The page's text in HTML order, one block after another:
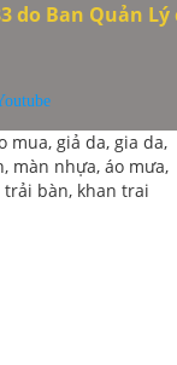
do Ban Quản
mua, giả da, gia da,
màn nhựa, áo mưa,
trải bàn, khan trai